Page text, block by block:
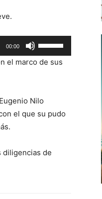
00:00
las
teclas
arriba/abajo
para
disminuir
el marco de sus
Nilo
el que su pudo
diligencias de